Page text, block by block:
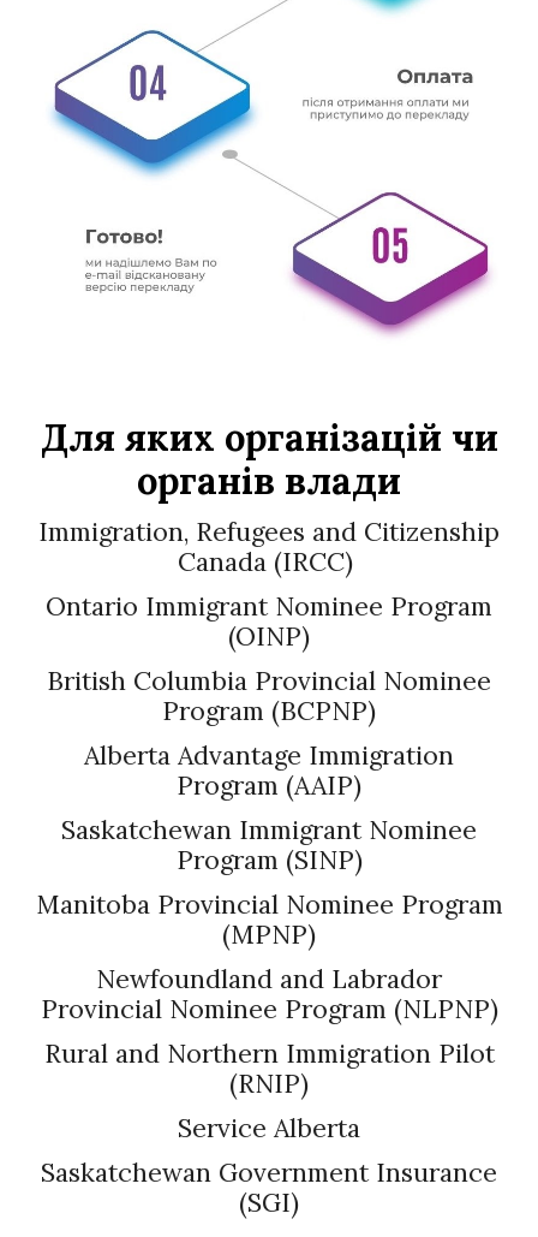
Для яких організацій чи
органів влади
Immigration, Refugees and Citizenship
Canada (IRCC)
Ontario Immigrant Nominee Program
(OINP)
British Columbia Provincial Nominee
Program (BCPNP)
Alberta Advantage Immigration
Program (AAIP)
Saskatchewan Immigrant Nominee
Program (SINP)
Manitoba Provincial Nominee Program
(MPNP)
Newfoundland and Labrador
Provincial Nominee Program (NLPNP)
Rural and Northern Immigration Pilot
(RNIP)
Service Alberta
Saskatchewan Government Insurance
(SGI)